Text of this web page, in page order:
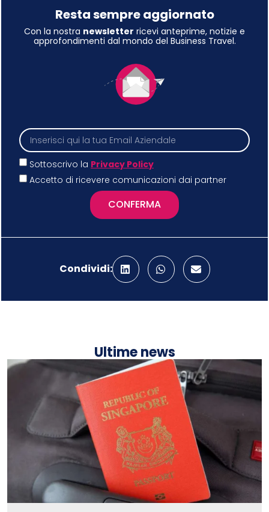
Resta sempre aggiornato
Con la nostra newsletter ricevi anteprime, notizie e
approfondimenti dal mondo del Business Travel.
Sottoscrivo la Privacy Policy
Accetto di ricevere comunicazioni dai partner
CONFERMA
Condividi:
Ultime news